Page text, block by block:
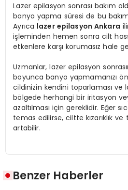
Lazer epilasyon sonrası bakım
banyo yapma süresi de bu
Ayrıca lazer epilasyon Ankara
işleminden hemen sonra cilt
etkenlere karşı korumasız hale
Uzmanlar, lazer epilasyon
boyunca banyo yapmamanızı
cildinizin kendini toparlaması ve
bölgede herhangi bir iritasyon
azaltılması için gereklidir. Eğer
temas edilirse, ciltte kızarıklık ve
artabilir.
Benzer Haberler